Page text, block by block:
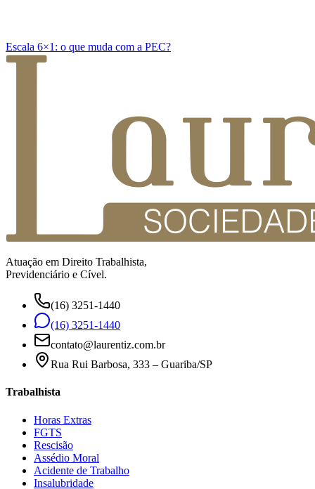
Escala 6×1: o que muda com a PEC?
Atuação em Direito Trabalhista,
Previdenciário e Cível.
(16) 3251-1440
(16) 3251-1440
contato@laurentiz.com.br
Rua Rui Barbosa, 333 – Guariba/SP
Trabalhista
Horas Extras
FGTS
Rescisão
Assédio Moral
Acidente de Trabalho
Insalubridade